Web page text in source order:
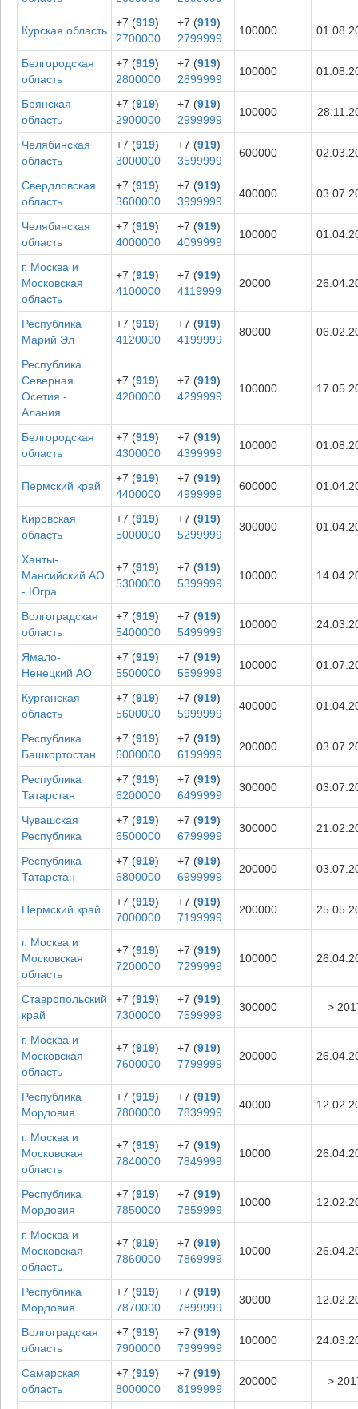
Курская область
+7 (919)
2700000
+7 (919)
2799999
100000
Белгородская
область
+7 (919)
2800000
+7 (919)
2899999
100000
Брянская
область
+7 (919)
2900000
+7 (919)
2999999
100000
Челябинская
область
+7 (919)
3000000
+7 (919)
3599999
600000
Свердловская
область
+7 (919)
3600000
+7 (919)
3999999
400000
Челябинская
область
+7 (919)
4000000
+7 (919)
4099999
100000
г. Москва и
Московская
область
+7 (919)
4100000
+7 (919)
4119999
20000
Республика
Марий Эл
+7 (919)
4120000
+7 (919)
4199999
80000
Республика
Северная
Осетия -
Алания
+7 (919)
4200000
+7 (919)
4299999
100000
Белгородская
область
+7 (919)
4300000
+7 (919)
4399999
100000
Пермский край
+7 (919)
4400000
+7 (919)
4999999
600000
Кировская
область
+7 (919)
5000000
+7 (919)
5299999
300000
Ханты-
Мансийский АО
- Югра
+7 (919)
5300000
+7 (919)
5399999
100000
Волгоградская
область
+7 (919)
5400000
+7 (919)
5499999
100000
Ямало-
Ненецкий АО
+7 (919)
5500000
+7 (919)
5599999
100000
Курганская
область
+7 (919)
5600000
+7 (919)
5999999
400000
Республика
Башкортостан
+7 (919)
6000000
+7 (919)
6199999
200000
Республика
Татарстан
+7 (919)
6200000
+7 (919)
6499999
300000
Чувашская
Республика
+7 (919)
6500000
+7 (919)
6799999
300000
Республика
Татарстан
+7 (919)
6800000
+7 (919)
6999999
200000
Пермский край
+7 (919)
7000000
+7 (919)
7199999
200000
г. Москва и
Московская
область
+7 (919)
7200000
+7 (919)
7299999
100000
Ставропольский
край
+7 (919)
7300000
+7 (919)
7599999
300000 >
г. Москва и
Московская
область
+7 (919)
7600000
+7 (919)
7799999
200000
Республика
Мордовия
+7 (919)
7800000
+7 (919)
7839999
40000
г. Москва и
Московская
область
+7 (919)
7840000
+7 (919)
7849999
10000
Республика
Мордовия
+7 (919)
7850000
+7 (919)
7859999
10000
г. Москва и
Московская
область
+7 (919)
7860000
+7 (919)
7869999
10000
Республика
Мордовия
+7 (919)
7870000
+7 (919)
7899999
30000
Волгоградская
область
+7 (919)
7900000
+7 (919)
7999999
100000
Самарская
область
+7 (919)
8000000
+7 (919)
8199999
200000 >